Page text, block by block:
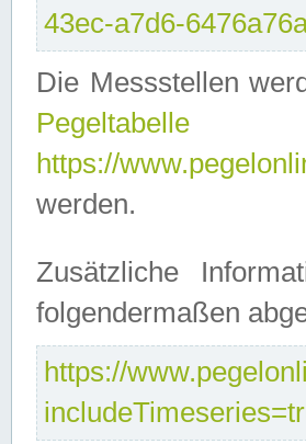
43ec-a7d6-
Die Messstellen
Pegeltabelle
https://
werden.
Zusätzliche
folgendermaßen
https://